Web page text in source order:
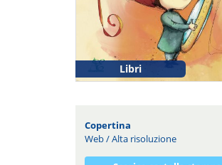
Libri
Copertina
Web/Alta risoluzione